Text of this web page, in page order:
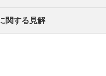
関する見解